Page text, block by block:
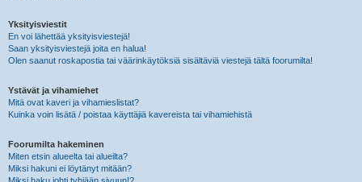
Yksityisviestit
En voi lähettää yksityisviestejä!
Saan yksityisviestejä joita en halua!
Olen saanut roskapostia tai väärinkäytöksiä sisältäviä viestejä tältä foorumilta!
Ystävät ja vihamiehet
Mitä ovat kaveri ja vihamieslistat?
Kuinka voin lisätä / poistaa käyttäjiä kavereista tai vihamiehistä
Foorumilta hakeminen
Miten etsin alueelta tai alueilta?
Miksi hakuni ei löytänyt mitään?